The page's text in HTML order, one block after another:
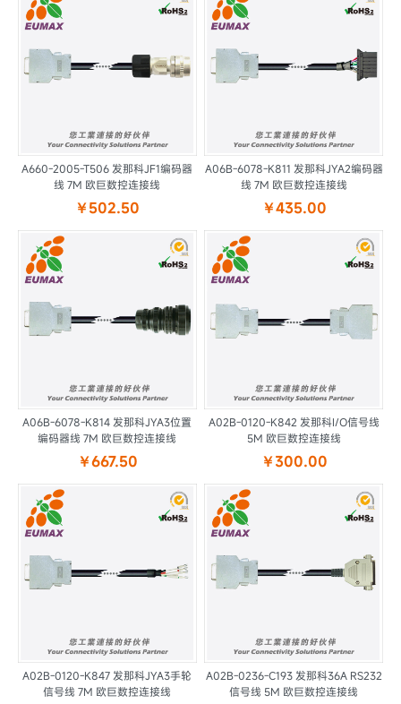
A660-2005-T506 发那科JF1编码器
线 7M 欧巨数控连接线
￥502.50
A06B-6078-K811 发那科JYA2编码器
线 7M 欧巨数控连接线
￥435.00
A06B-6078-K814 发那科JYA3位置
编码器线 7M 欧巨数控连接线
￥667.50
A02B-0120-K842 发那科I/O信号线
5M 欧巨数控连接线
￥300.00
A02B-0120-K847 发那科JYA3手轮
信号线 7M 欧巨数控连接线
A02B-0236-C193 发那科36A RS232
信号线 5M 欧巨数控连接线